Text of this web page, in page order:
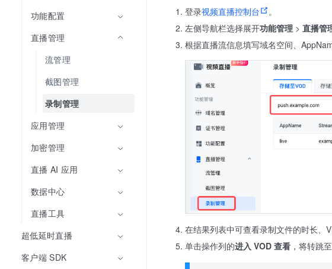
功能配置
直播管理
流管理
截图管理
录制管理
应用管理
加密管理
直播 AI 应用
数据中心
直播工具
超低延时直播
客户端 SDK
登录视频直播控制台
。
左侧导航栏选择展开功能管理 > 直播管
根据直播流信息填写域名空间、
在结果列表中可查看录制文件的时长、
单击操作列的进入 VOD 查看 ，将转跳